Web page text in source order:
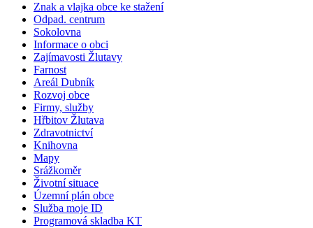
Znak a vlajka obce ke stažení
Odpad. centrum
Sokolovna
Informace o obci
Zajímavosti Žlutavy
Farnost
Areál Dubník
Rozvoj obce
Firmy, služby
Hřbitov Žlutava
Zdravotnictví
Knihovna
Mapy
Srážkoměr
Životní situace
Územní plán obce
Služba moje ID
Programová skladba KT